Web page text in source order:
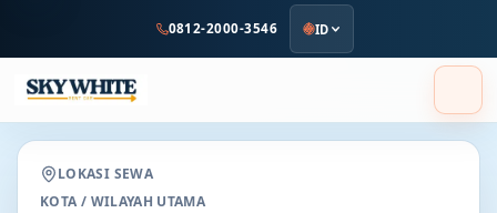
utama
0812-2000-3546 ID
LOKASI SEWA
KOTA / WILAYAH UTAMA